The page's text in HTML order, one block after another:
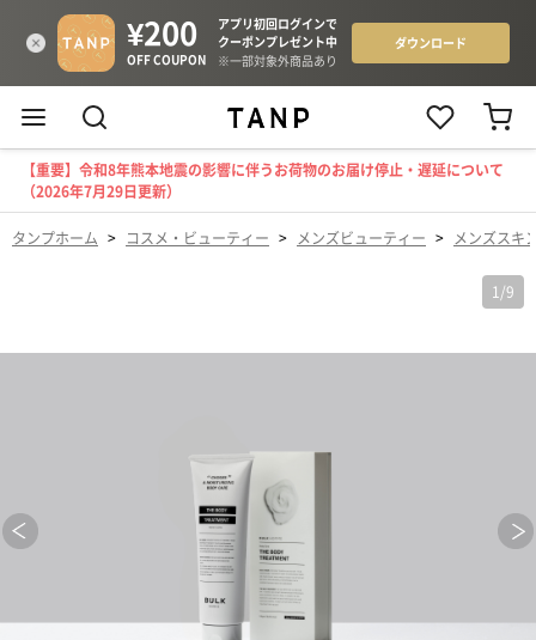
【重要】令和8年熊本地震の影響に伴うお荷物のお届け停止・遅延について
（2026年7月29日更新）
タンプホーム > コスメ・ビューティー > メンズビューティー > メンズスキ
1 /9